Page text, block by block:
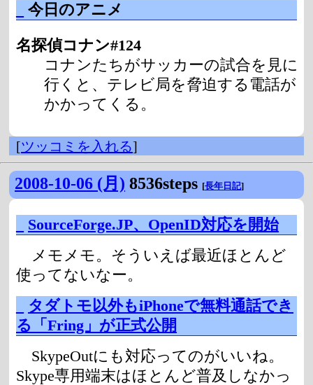
今日のアニメ
名探偵コナン#124
コナンたちがサッカーの試合を見に
行くと、テレビ局を脅迫する電話が
かかってくる。
[ツッコミを入れる]
2008-10-06 (月) 8536steps [長年日記]
SourceForge.JP、OpenID対応を開始
メモメモ。そういえば最近ほとんど
使ってないなー。
タダトモ以外もiPhoneで無料通話でき
る「Fring」が正式公開
SkypeOutにも対応ってのがいいね。
Skype専用端末はほとんど普及しなかっ